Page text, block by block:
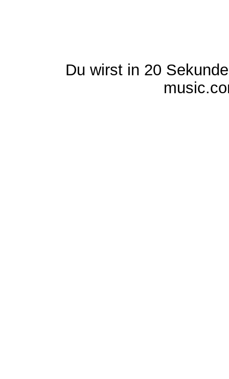
Du wirst in 20